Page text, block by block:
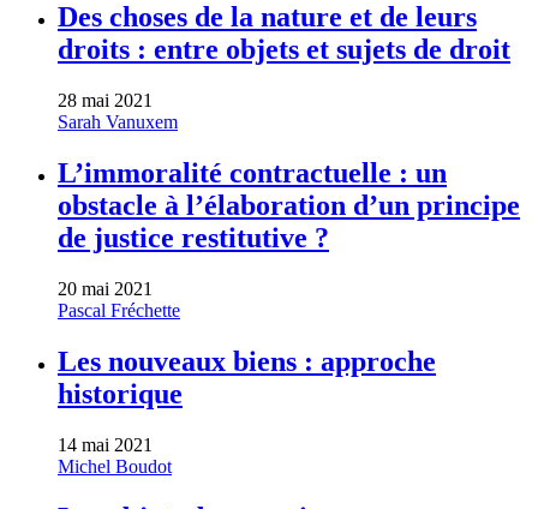
Des choses de la nature et de leurs
droits : entre objets et sujets de droit
28 mai 2021
Sarah Vanuxem
L’immoralité contractuelle : un
obstacle à l’élaboration d’un principe
de justice restitutive ?
20 mai 2021
Pascal Fréchette
Les nouveaux biens : approche
historique
14 mai 2021
Michel Boudot